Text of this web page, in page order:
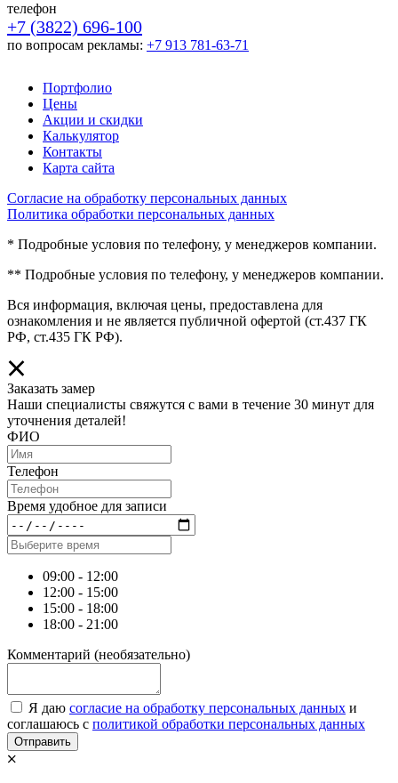
телефон
+7 (3822) 696-100
по вопросам рекламы: +7 913 781-63-71
Портфолио
Цены
Акции и скидки
Калькулятор
Контакты
Карта сайта
Согласие на обработку персональных данных
Политика обработки персональных данных
* Подробные условия по телефону, у менеджеров компании.
** Подробные условия по телефону, у менеджеров компании.
Вся информация, включая цены, предоставлена для
ознакомления и не является публичной офертой (ст.437 ГК
РФ, ст.435 ГК РФ).
Заказать замер
Наши специалисты свяжутся с вами в течение 30 минут для
уточнения деталей!
ФИО
Телефон
Время удобное для записи
09:00 - 12:00
12:00 - 15:00
15:00 - 18:00
18:00 - 21:00
Комментарий (необязательно)
Я даю согласие на обработку персональных данных и
соглашаюсь с политикой обработки персональных данных
Отправить